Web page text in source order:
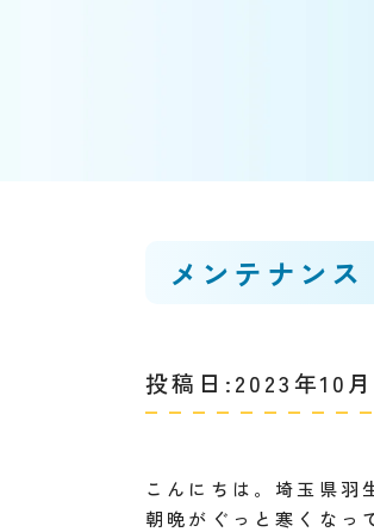
メンテナンス
投稿日:2023年10
こんにちは。埼玉県羽
朝晩がぐっと寒くなっ